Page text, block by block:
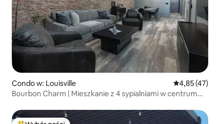
Condo w: Louisville Średnia
4,85 (47)
Bourbon Charm | Mieszkanie z 4 sypialniami w centrum